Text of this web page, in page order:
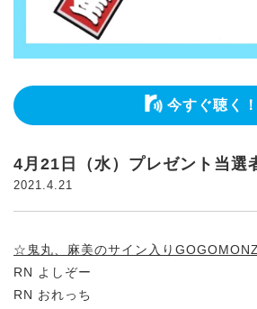
今すぐ聴く！
4月21日（水）プレゼント当選
2021.4.21
☆鬼丸、麻美のサイン入り
RN よしぞー
RN おれっち